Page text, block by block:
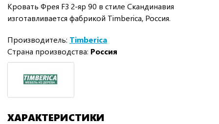
Кровать Фрея F3 2-яр 90 в стиле Скандинавия
изготавливается фабрикой Timberica, Россия.
Производитель: Timberica
Страна производства: Россия
ХАРАКТЕРИСТИКИ